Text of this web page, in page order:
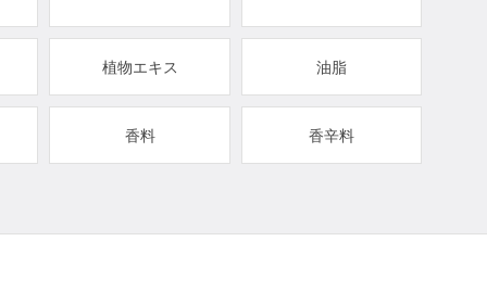
植物エキス 油脂
香料 香辛料